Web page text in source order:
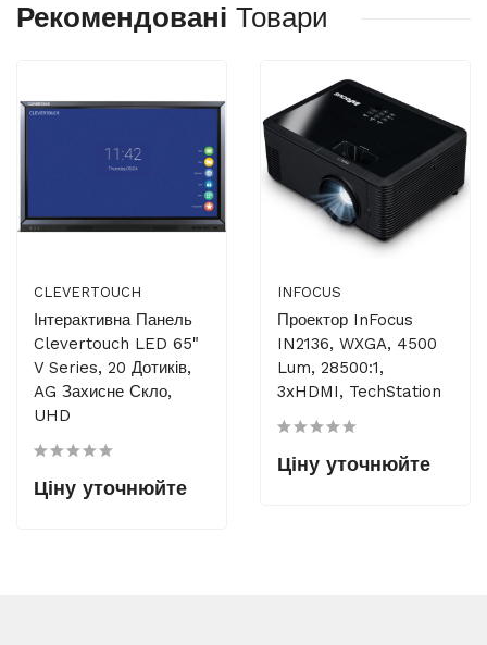
Рекомендовані Товари
CLEVERTOUCH
Інтерактивна Панель
Clevertouch LED 65"
V Series, 20 Дотиків,
AG Захисне Скло,
UHD
Ціну уточнюйте
INFOCUS
Проектор InFocus
IN2136, WXGA, 4500
Lum, 28500:1,
3xHDMI, TechStation
Ціну уточнюйте